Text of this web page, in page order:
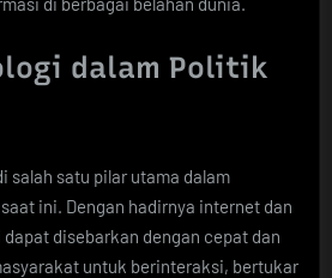
dalam Politik
salah satu pilar utama dalam
ini. Dengan hadirnya internet dan
disebarkan dengan cepat dan
untuk berinteraksi, bertukar